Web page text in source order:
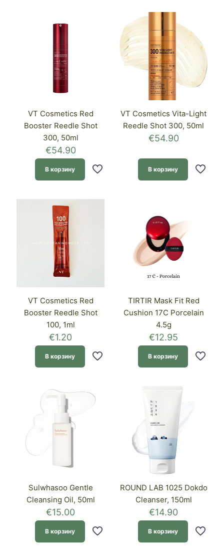
VT Cosmetics Red
Booster Reedle Shot
300, 50ml
€54.90
В корзину
VT Cosmetics Vita-Light
Reedle Shot 300, 50ml
€54.90
В корзину
VT Cosmetics Red
Booster Reedle Shot
100, 1ml
€1.20
В корзину
TIRTIR Mask Fit Red
Cushion 17C Porcelain
4.5g
€12.95
В корзину
Sulwhasoo Gentle
Cleansing Oil, 50ml
€15.00
В корзину
ROUND LAB 1025 Dokdo
Cleanser, 150ml
€14.90
В корзину